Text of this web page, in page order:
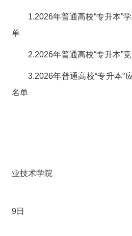
1.2026年普通高校“专升本”
单
2.2026年普通高校“专升本”
3.2026年普通高校“专升本”
名单
甘肃畜
业技术学院
2026
9日